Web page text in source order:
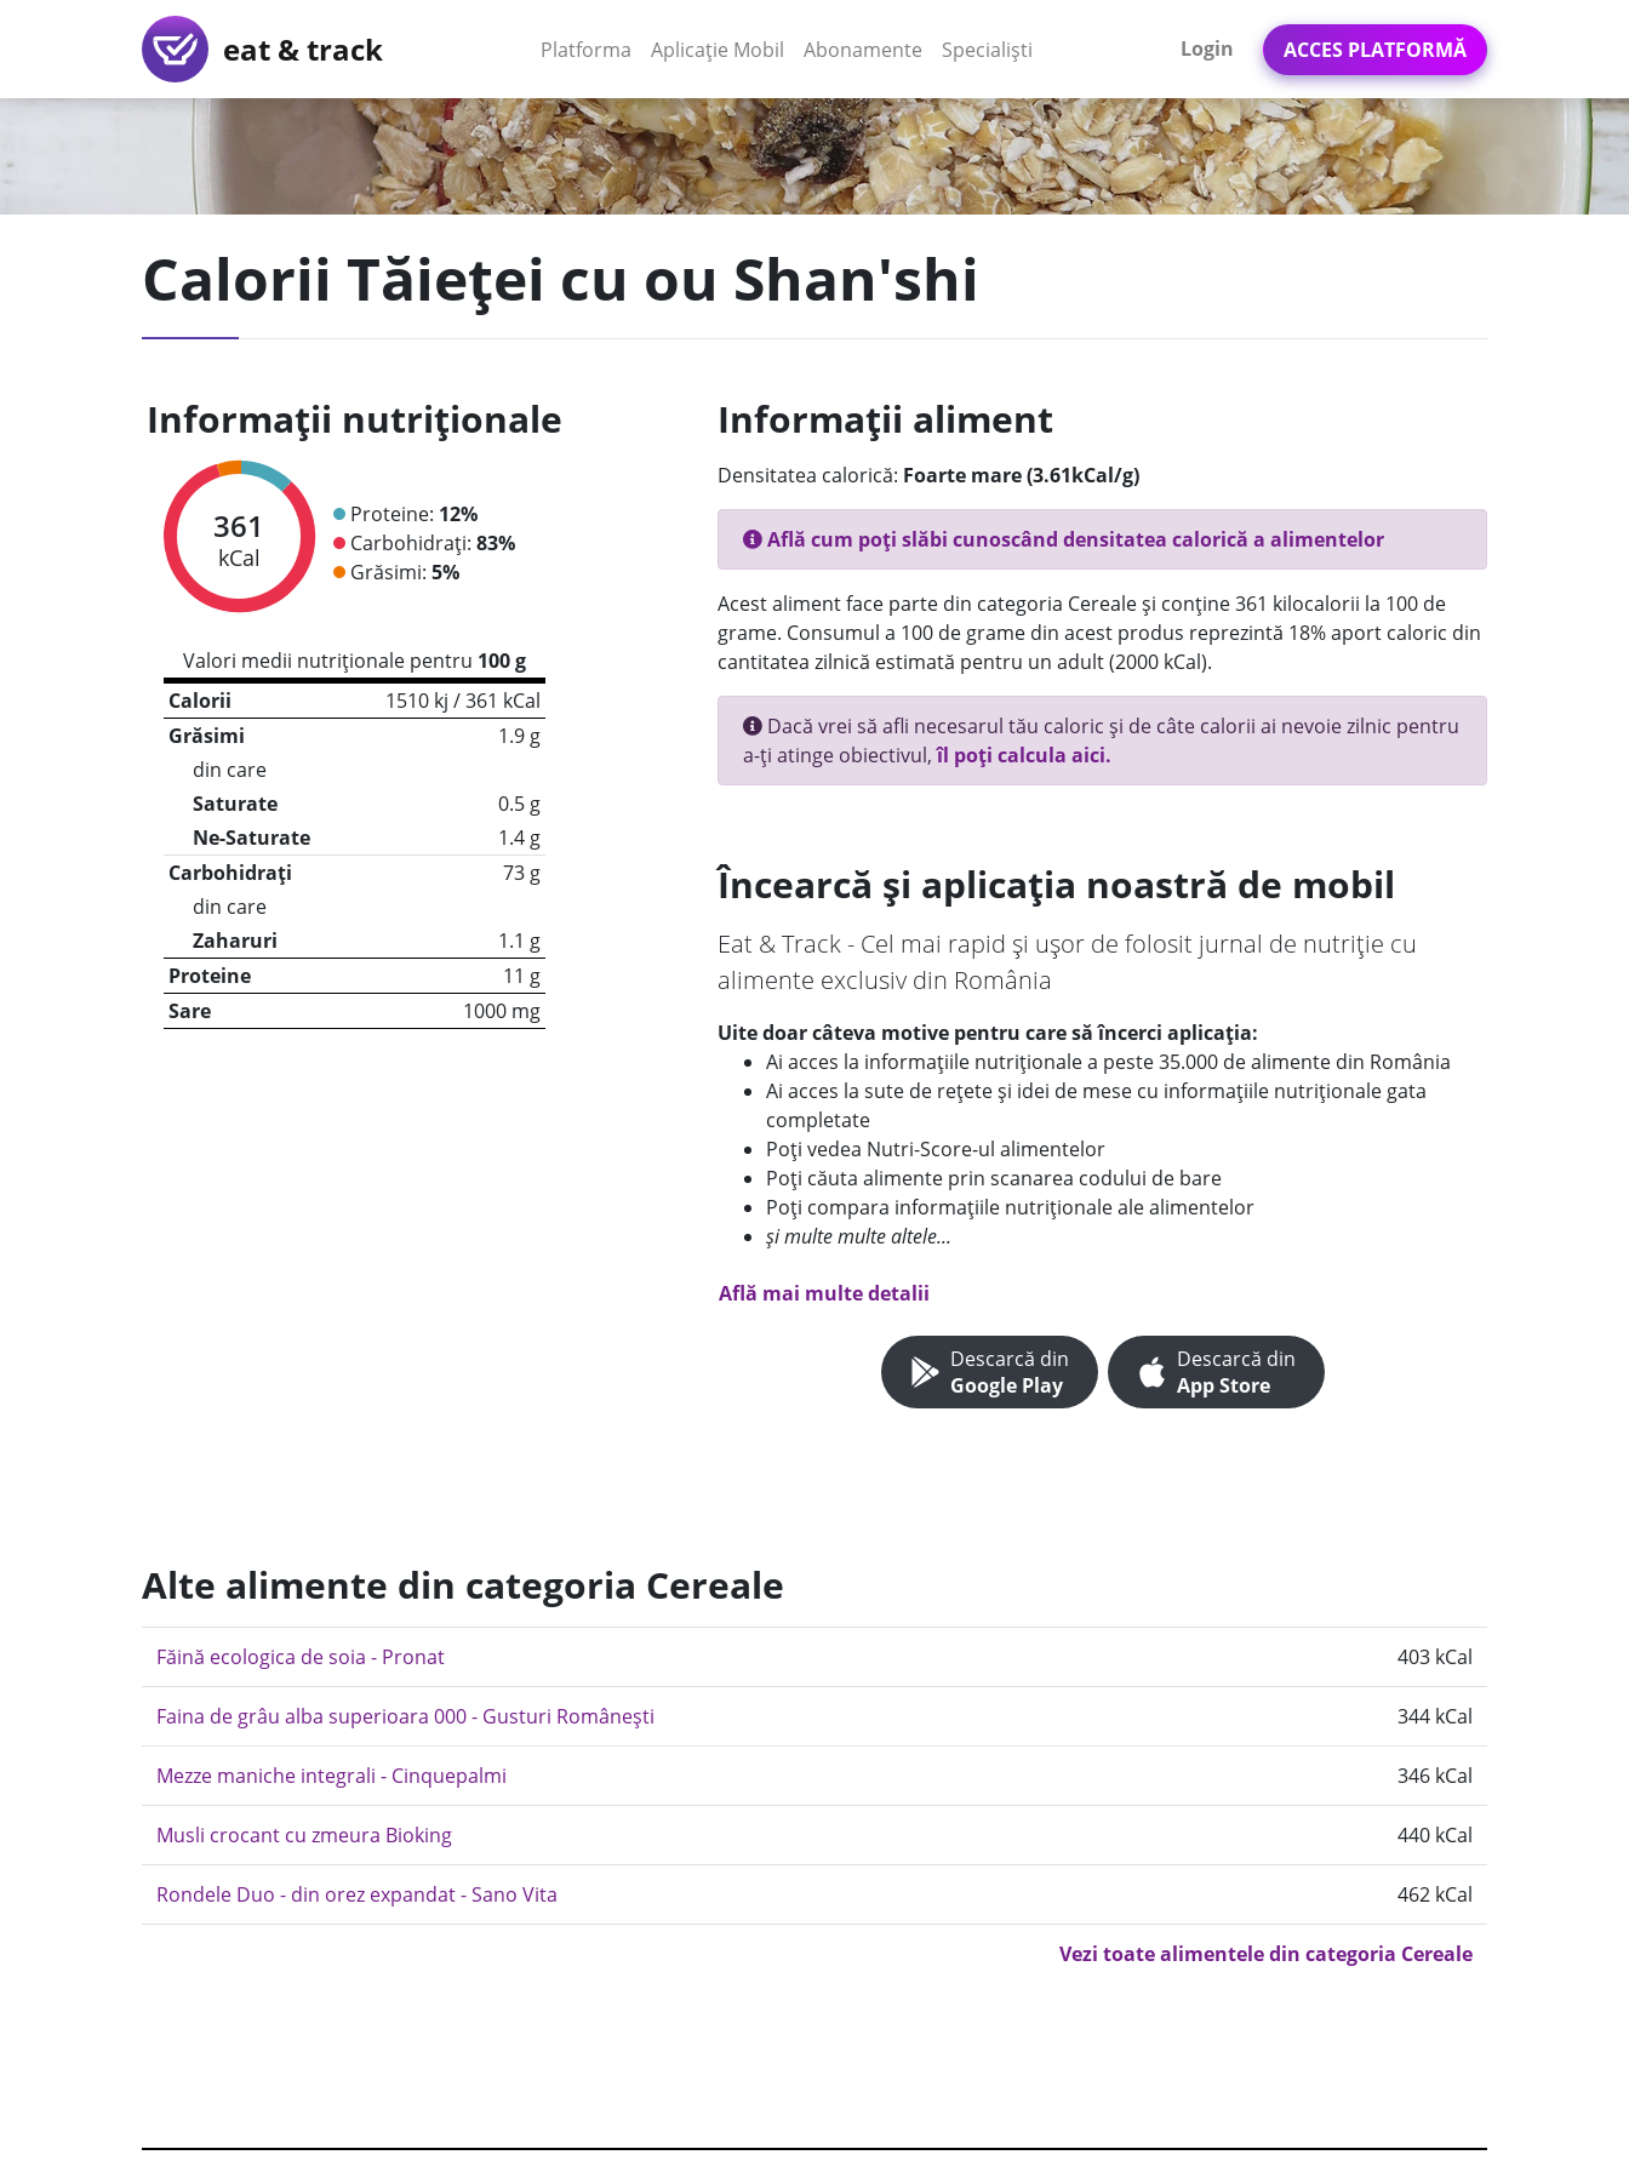
eat & track Platforma (current)
Aplicație Mobil (current)
Abonamente Specialiști Login ACCES PLATFORMĂ
Calorii Tăieței cu ou Shan'shi
Informații nutriționale
361
kCal
Proteine: 12%
Carbohidrați: 83%
Grăsimi: 5%
Valori medii nutriționale pentru 100 g
Calorii
1510 kj / 361 kCal
Grăsimi
1.9 g
din care
Saturate
0.5 g
Ne-Saturate
1.4 g
Carbohidrați
73 g
din care
Zaharuri
1.1 g
Proteine
11 g
Sare
1000 mg
Informații aliment
Densitatea calorică: Foarte mare (3.61kCal/g)
Află cum poți slăbi cunoscând densitatea calorică a alimentelor
Acest aliment face parte din categoria Cereale și conține 361 kilocalorii la 100 de
grame. Consumul a 100 de grame din acest produs reprezintă 18% aport caloric din
cantitatea zilnică estimată pentru un adult (2000 kCal).
Dacă vrei să afli necesarul tău caloric și de câte calorii ai nevoie zilnic pentru
a-ți atinge obiectivul,îl poți calcula aici.
Încearcă și aplicația noastră de mobil
Eat & Track - Cel mai rapid și ușor de folosit jurnal de nutriție cu
alimente exclusiv din România
Uite doar câteva motive pentru care să încerci aplicația:
Ai acces la informațiile nutriționale a peste 35.000 de alimente din România
Ai acces la sute de rețete și idei de mese cu informațiile nutriționale gata
completate
Poți vedea Nutri-Score-ul alimentelor
Poți căuta alimente prin scanarea codului de bare
Poți compara informațiile nutriționale ale alimentelor
și multe multe altele...
Află mai multe detalii
Descarcă din
Google Play
Descarcă din
App Store
Alte alimente din categoria Cereale
Făină ecologica de soia - Pronat 403 kCal
Faina de grâu alba superioara 000 - Gusturi Românești 344 kCal
Mezze maniche integrali - Cinquepalmi 346 kCal
Musli crocant cu zmeura Bioking 440 kCal
Rondele Duo - din orez expandat - Sano Vita 462 kCal
Vezi toate alimentele din categoria Cereale